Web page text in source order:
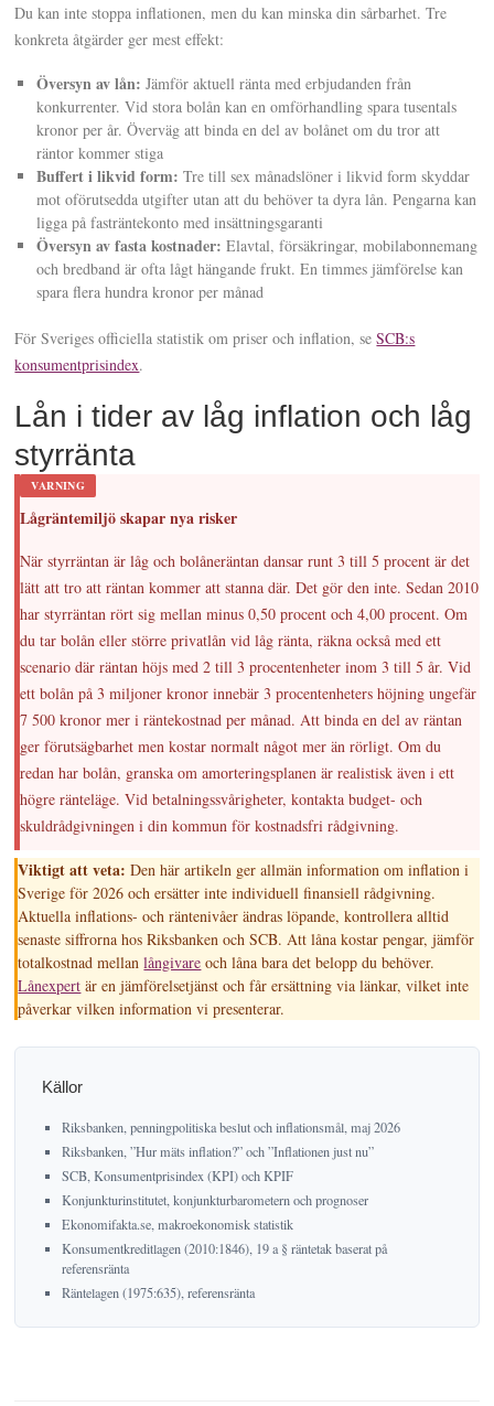
Du kan inte stoppa inflationen, men du kan minska din sårbarhet. Tre
konkreta åtgärder ger mest effekt:
Översyn av lån: Jämför aktuell ränta med erbjudanden från
konkurrenter. Vid stora bolån kan en omförhandling spara tusentals
kronor per år. Överväg att binda en del av bolånet om du tror att
räntor kommer stiga
Buffert i likvid form: Tre till sex månadslöner i likvid form skyddar
mot oförutsedda utgifter utan att du behöver ta dyra lån. Pengarna kan
ligga på fasträntekonto med insättningsgaranti
Översyn av fasta kostnader: Elavtal, försäkringar, mobilabonnemang
och bredband är ofta lågt hängande frukt. En timmes jämförelse kan
spara flera hundra kronor per månad
För Sveriges officiella statistik om priser och inflation, seSCB:s
konsumentprisindex.
Lån i tider av låg inflation och låg
styrränta
VARNING
Lågräntemiljö skapar nya risker
När styrräntan är låg och bolåneräntan dansar runt 3 till 5 procent är det
lätt att tro att räntan kommer att stanna där. Det gör den inte. Sedan 2010
har styrräntan rört sig mellan minus 0,50 procent och 4,00 procent. Om
du tar bolån eller större privatlån vid låg ränta, räkna också med ett
scenario där räntan höjs med 2 till 3 procentenheter inom 3 till 5 år. Vid
ett bolån på 3 miljoner kronor innebär 3 procentenheters höjning ungefär
7 500 kronor mer i räntekostnad per månad. Att binda en del av räntan
ger förutsägbarhet men kostar normalt något mer än rörligt. Om du
redan har bolån, granska om amorteringsplanen är realistisk även i ett
högre ränteläge. Vid betalningssvårigheter, kontakta budget- och
skuldrådgivningen i din kommun för kostnadsfri rådgivning.
Viktigt att veta: Den här artikeln ger allmän information om inflation i
Sverige för 2026 och ersätter inte individuell finansiell rådgivning.
Aktuella inflations- och räntenivåer ändras löpande, kontrollera alltid
senaste siffrorna hos Riksbanken och SCB. Att låna kostar pengar, jämför
totalkostnad mellanlångivare och låna bara det belopp du behöver.
Lånexpert är en jämförelsetjänst och får ersättning via länkar, vilket inte
påverkar vilken information vi presenterar.
Källor
Riksbanken, penningpolitiska beslut och inflationsmål, maj 2026
Riksbanken, ”Hur mäts inflation?” och ”Inflationen just nu”
SCB, Konsumentprisindex (KPI) och KPIF
Konjunkturinstitutet, konjunkturbarometern och prognoser
Ekonomifakta.se, makroekonomisk statistik
Konsumentkreditlagen (2010:1846), 19 a § räntetak baserat på
referensränta
Räntelagen (1975:635), referensränta